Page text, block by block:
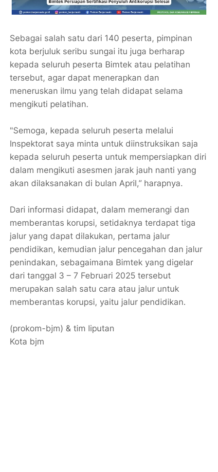
Sebagai salah satu dari 140 peserta, pimpinan
kota berjuluk seribu sungai itu juga berharap
kepada seluruh peserta Bimtek atau pelatihan
tersebut, agar dapat menerapkan dan
meneruskan ilmu yang telah didapat selama
mengikuti pelatihan.
"Semoga, kepada seluruh peserta melalui
Inspektorat saya minta untuk diinstruksikan saja
kepada seluruh peserta untuk mempersiapkan diri
dalam mengikuti asesmen jarak jauh nanti yang
akan dilaksanakan di bulan April,” harapnya.
Dari informasi didapat, dalam memerangi dan
memberantas korupsi, setidaknya terdapat tiga
jalur yang dapat dilakukan, pertama jalur
pendidikan, kemudian jalur pencegahan dan jalur
penindakan, sebagaimana Bimtek yang digelar
dari tanggal 3 – 7 Februari 2025 tersebut
merupakan salah satu cara atau jalur untuk
memberantas korupsi, yaitu jalur pendidikan.
(prokom-bjm) & tim liputan
Kota bjm